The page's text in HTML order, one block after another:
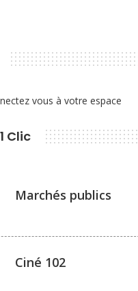
vous à votre espace
Clic
Marchés publics
Ciné 102